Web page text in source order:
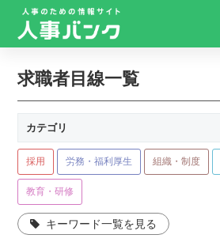
求職者目線一覧
カテゴリ
採用 労務・福利厚生 組織・制度
教育・研修
キーワード一覧を見る